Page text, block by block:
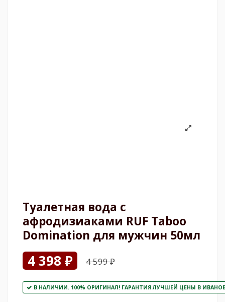
Туалетная вода с
афродизиаками RUF Taboo
Domination для мужчин 50мл
4 398 ₽ 4 599 ₽
В НАЛИЧИИ. 100% ОРИГИНАЛ! ГАРАНТИЯ ЛУЧШЕЙ ЦЕНЫ В